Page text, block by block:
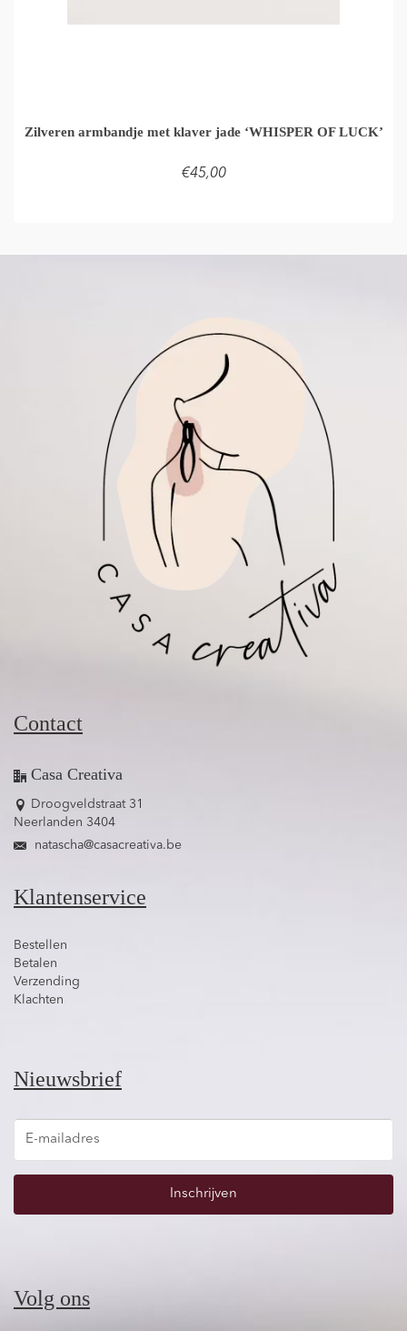
Zilveren armbandje met klaver jade ‘WHISPER OF LUCK’
€45,00
Contact
Casa Creativa
Droogveldstraat 31
Neerlanden 3404
natascha@casacreativa.be
Klantenservice
Bestellen
Betalen
Verzending
Klachten
Nieuwsbrief
Inschrijven
Volg ons